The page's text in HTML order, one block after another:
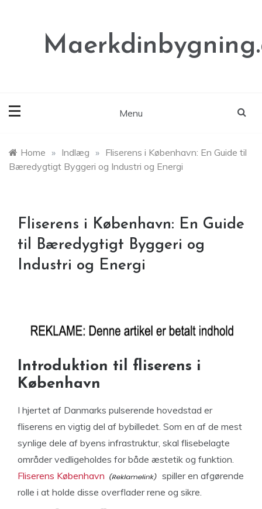
Menu
Home » Indlæg » Fliserens i København: En Guide til
Bæredygtigt Byggeri og Industri og Energi
Fliserens i København: En Guide
til Bæredygtigt Byggeri og
Industri og Energi
Introduktion til fliserens i
København
I hjertet af Danmarks pulserende hovedstad er
fliserens en vigtig del af bybilledet. Som en af de mest
synlige dele af byens infrastruktur, skal flisebelagte
områder vedligeholdes for både æstetik og funktion.
Fliserens København
spiller en afgørende
rolle i at holde disse overflader rene og sikre.